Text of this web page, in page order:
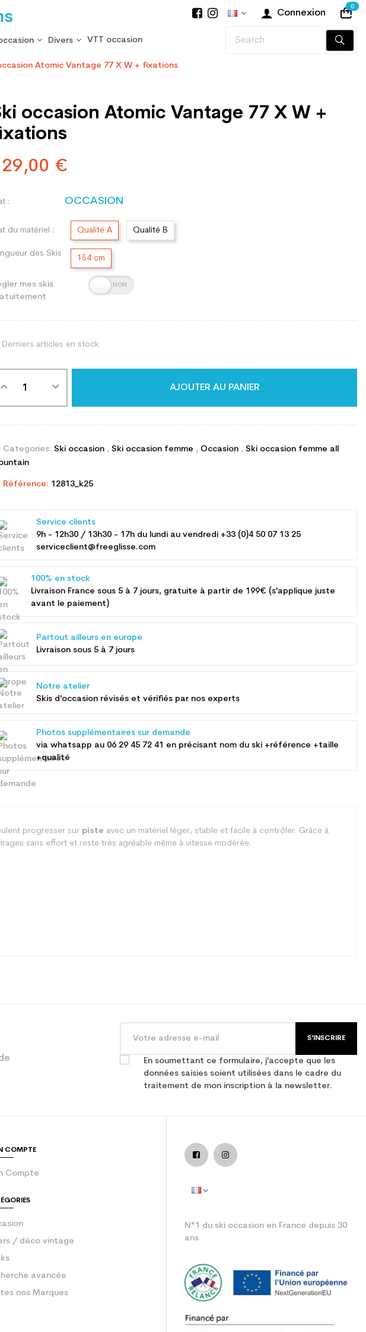
Connexion
0
Divers VTT occasion
Atomic Vantage 77 X W + fixations
occasion Atomic Vantage 77 X W +
€
: OCCASION
du matériel : Qualité A Qualité B
des Skis
154 cm
mes skis
Derniers articles en stock
AJOUTER AU PANIER
Categories: Ski occasion , Ski occasion femme , Occasion , Ski occasion femme all
Référence: 12813_k25
Service clients
9h - 12h30 / 13h30 - 17h du lundi au vendredi +33 (0)4 50 07 13 25
serviceclient@freeglisse.com
100% en stock
Livraison France sous 5 à 7 jours, gratuite à partir de 199€ (s'applique juste
avant le paiement)
Partout ailleurs en europe
Livraison sous 5 à 7 jours
Notre atelier
Skis d'occasion révisés et vérifiés par nos experts
Photos supplémentaires sur demande
via whatsapp au 06 29 45 72 41 en précisant nom du ski +référence +taille
+qualité
progresser sur piste avec un matériel léger, stable et facile à contrôler. Grâce à
sans effort et reste très agréable même à vitesse modérée.
S'INSCRIRE
En soumettant ce formulaire, j'accepte que les
données saisies soient utilisées dans le cadre du
traitement de mon inscription à la newsletter.
COMPTE
Compte
/ déco vintage
avancée
nos Marques
N°1 du ski occasion en France depuis 30
ans